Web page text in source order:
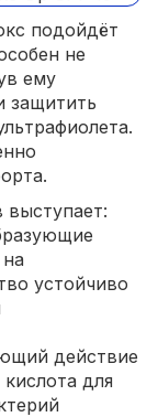
подойдёт
не
ему
защитить
выступает:
устойчиво
действие
для